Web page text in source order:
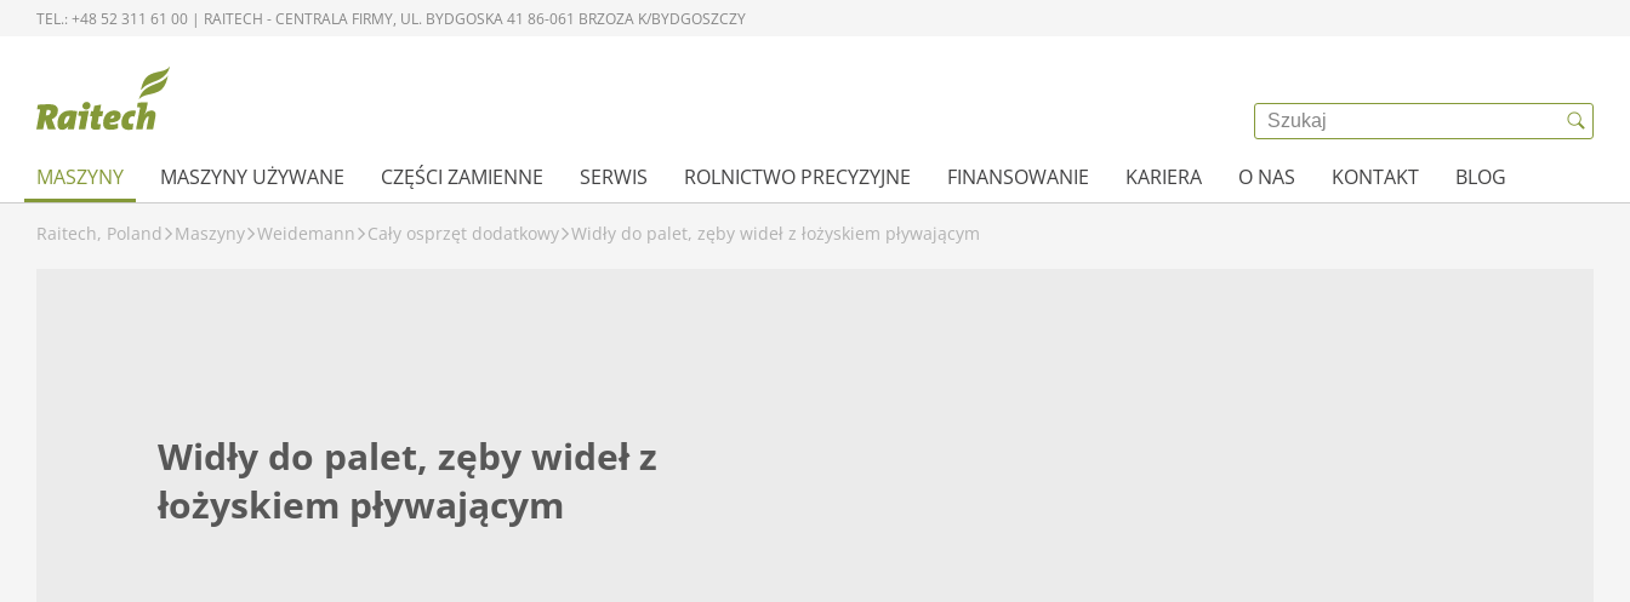
TEL.: +48 52 311 61 00 | RAITECH - CENTRALA FIRMY, UL. BYDGOSKA 41 86-061 BRZOZA K/BYDGOSZCZY
MASZYNY MASZYNY UŻYWANE CZĘŚCI ZAMIENNE SERWIS ROLNICTWO PRECYZYJNE FINANSOWANIE KARIERA O NAS KONTAKT BLOG
Raitech, Poland Maszyny Weidemann Cały osprzęt dodatkowy Widły do palet, zęby wideł z łożyskiem pływającym
Widły do palet, zęby wideł z
łożyskiem pływającym